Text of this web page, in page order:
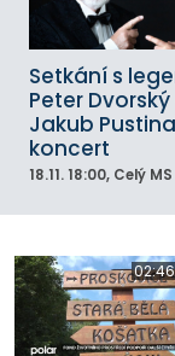
Setkání s
Peter Dvorský
Jakub
koncert
18.11. 18:00, Celý
02:46